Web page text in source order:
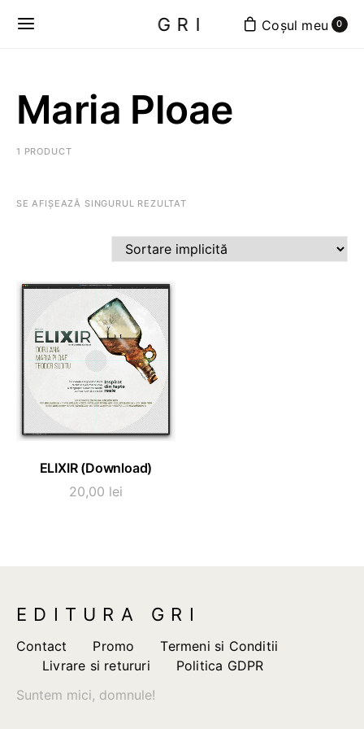
GRI 0
Maria Ploae
1 PRODUCT
SE AFIȘEAZĂ SINGURUL REZULTAT
ADAUGĂ ÎN COȘ
ELIXIR (Download)
20,00 lei
EDITURA GRI
Contact Promo
Termeni si Conditii
Livrare si retururi
Politica GDPR
Suntem mici, domnule!